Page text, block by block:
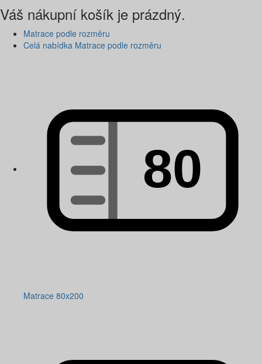
Váš nákupní košík je prázdný.
Matrace podle rozměru
Celá nabídka Matrace podle rozměru
Matrace 80x200